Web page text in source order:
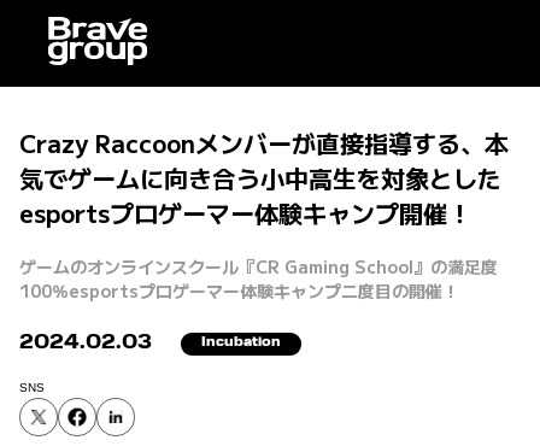
Crazy Raccoonメンバーが直接指導する、本
気でゲームに向き合う小中高生を対象とした
esportsプロゲーマー体験キャンプ開催！
ゲームのオンラインスクール『CR Gaming School』の満足度
100％esportsプロゲーマー体験キャンプ二度目の開催！
2024.02.03 Incubation
SNS